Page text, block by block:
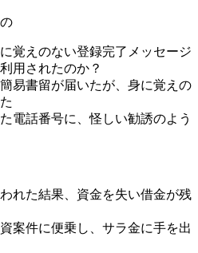
覚えのない登録完了メッセージ
用されたのか？
易書留が届いたが、身に覚えの
電話番号に、怪しい勧誘のよう
れた結果、資金を失い借金が残
案件に便乗し、サラ金に手を出